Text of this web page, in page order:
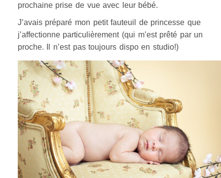
prochaine prise de vue avec leur bébé.
J’avais préparé mon petit fauteuil de princesse que
j’affectionne particulièrement (qui m’est prêté par un
proche. Il n’est pas toujours dispo en studio!)